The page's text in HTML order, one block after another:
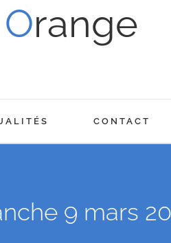
Orange
CONTACT
9 mars